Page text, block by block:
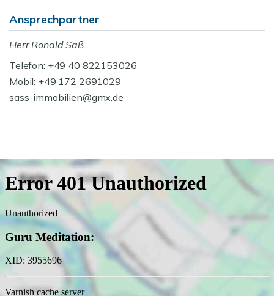
Ansprechpartner
Herr Ronald Saß
Telefon: +49 40 822153026
Mobil: +49 172 2691029
sass-immobilien@gmx.de